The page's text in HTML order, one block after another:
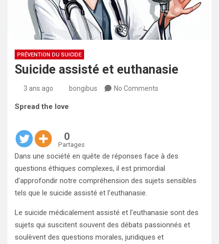
PRÉVENTION DU SUICIDE
Suicide assisté et euthanasie
3 ans ago bongibus No Comments
Spread the love
0
Partages
Dans une société en quête de réponses face à des
questions éthiques complexes, il est primordial
d’approfondir notre compréhension des sujets sensibles
tels que le suicide assisté et l’euthanasie.
Le suicide médicalement assisté et l’euthanasie sont des
sujets qui suscitent souvent des débats passionnés et
soulèvent des questions morales, juridiques et